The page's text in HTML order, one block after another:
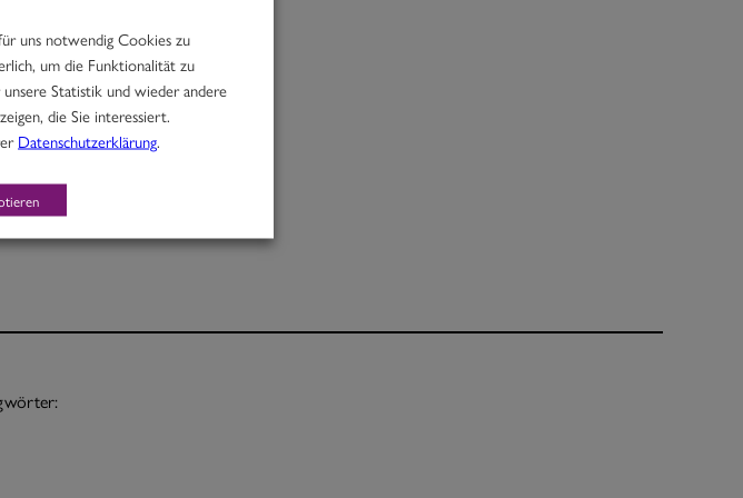
und Melanzani
uns notwendig Cookies zu
um die Funktionalität zu
Statistik und wieder andere
die Sie interessiert.
Datenschutzerklärung